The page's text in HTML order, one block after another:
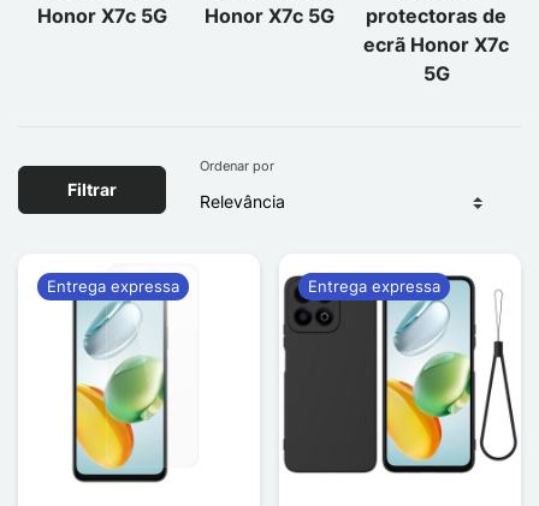
Honor X7c 5G
Honor X7c 5G
protectoras de
ecrã Honor X7c
5G
Filtrar
Ordenar por
Entrega expressa Entrega expressa